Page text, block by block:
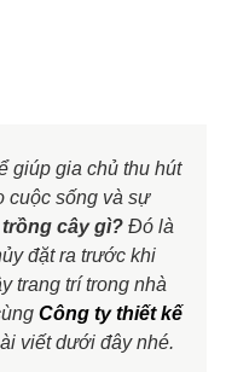
giúp gia chủ thu hút
cuộc sống và sự
cây gì? Đó là
đặt ra trước khi
trang trí trong nhà
Công ty thiết kế
viết dưới đây nhé.